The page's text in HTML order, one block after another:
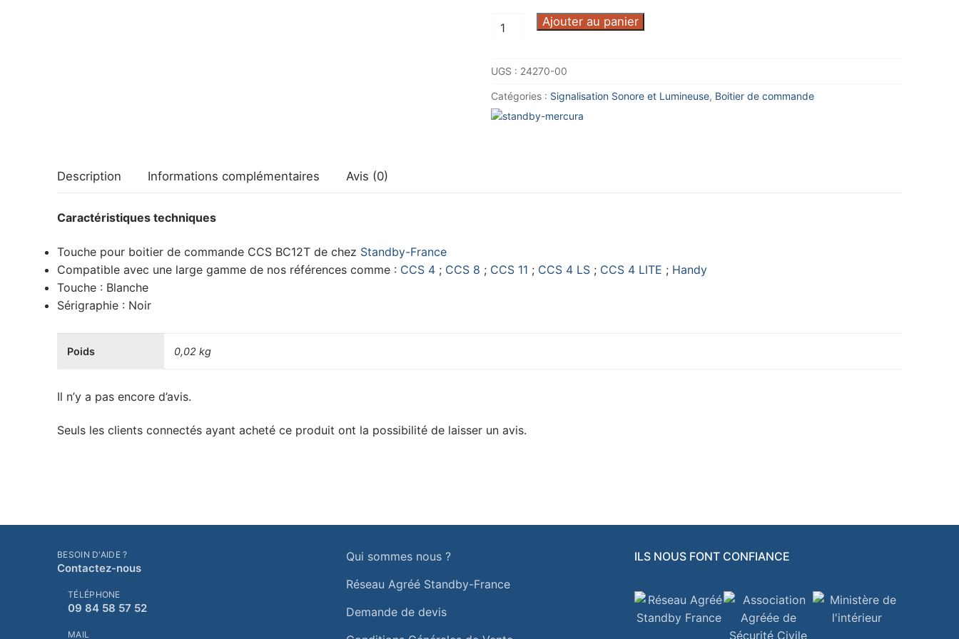
quantité
défilement
gauche
pour
Ajouter au panier
UGS : 24270-00
Catégories : Signalisation Sonore et Lumineuse, Boitier de commande
Description Informations complémentaires Avis (0)
Caractéristiques techniques
Touche pour boitier de commande CCS BC12T de chez Standby-France
Compatible avec une large gamme de nos références comme : CCS 4 ; CCS 8 ; CCS 11 ; CCS 4 LS ; CCS 4 LITE ; Handy
Touche : Blanche
Sérigraphie : Noir
Poids 0,02 kg
Il n’y a pas encore d’avis.
Seuls les clients connectés ayant acheté ce produit ont la possibilité de laisser un avis.
BESOIN D'AIDE ?
Contactez-nous
TÉLÉPHONE
09 84 58 57 52
MAIL
Qui sommes nous ?
Réseau Agréé Standby-France
Demande de devis
ILS NOUS FONT CONFIANCE